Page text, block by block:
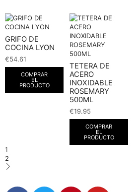
GRIFO DE
COCINA LYON
€54.61
COMPRAR
EL
PRODUCTO
TETERA DE
ACERO
INOXIDABLE
ROSEMARY
500ML
€19.95
COMPRAR
EL
PRODUCTO
1
2